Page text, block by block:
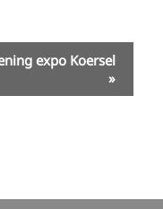
expo Koersel
»